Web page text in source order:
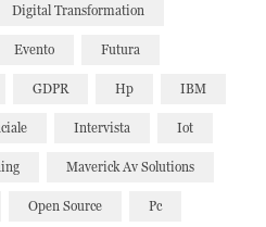
Digital Transformation
Evento Futura
GDPR Hp IBM
Intervista Iot
Maverick Av Solutions
Open Source Pc